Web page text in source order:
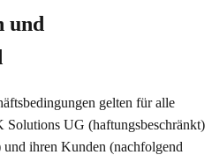
und
gelten für alle
Solutions UG (haftungsbeschränkt)
ihren Kunden (nachfolgend